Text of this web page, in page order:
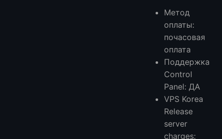
Метод
оплаты:
почасовая
оплата
Поддержка
Control
Panel: ДА
VPS Korea
Release
server
charges: